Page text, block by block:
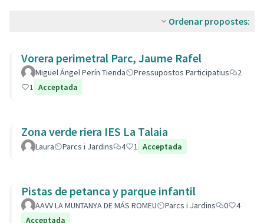
Ordenar propostes:
Vorera perimetral Parc, Jaume Rafel
Miguel Ángel Perín Tienda Pressupostos Participatius
2
1 Acceptada
Zona verde riera IES La Talaia
Laura Parcs i Jardins 4 1 Acceptada
Pistas de petanca y parque infantil
AAVV LA MUNTANYA DE MÁS ROMEU Parcs i Jardins 0
4
Acceptada